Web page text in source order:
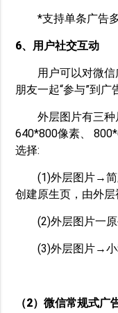
*支持单条广告
6、用户社交互动
用户可以对微
朋友一起“参与”到广
外层图片有三种
640*800像素、
选择:
(1)外层图片→简
创建原生页，由外
(2)外层图片一
(3)外层图片→
（2）微信常规式广